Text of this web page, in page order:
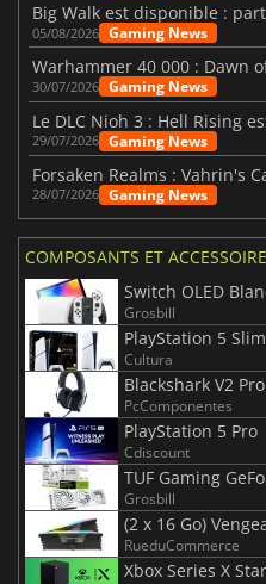
05/08/2026 Gaming News
30/07/2026 Gaming News
29/07/2026 Gaming News
28/07/2026 Gaming News
COMPOSANTS ET
Switch OLED
Grosbill
PlayStation 5
Cultura
Blackshark V2
PcComponentes
PlayStation 5 Pro
Cdiscount
Grosbill
RueduCommerce
Xbox Series X